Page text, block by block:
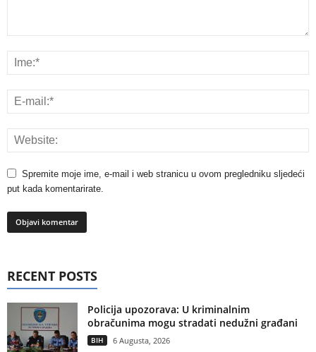
Spremite moje ime, e-mail i web stranicu u ovom pregledniku sljedeći
put kada komentarirate.
RECENT POSTS
Policija upozorava: U kriminalnim
obračunima mogu stradati nedužni građani
BIH 6 Augusta, 2026